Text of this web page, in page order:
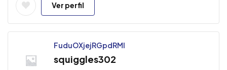
Ver perfil
FuduOXjejRGpdRMl
squiggles302